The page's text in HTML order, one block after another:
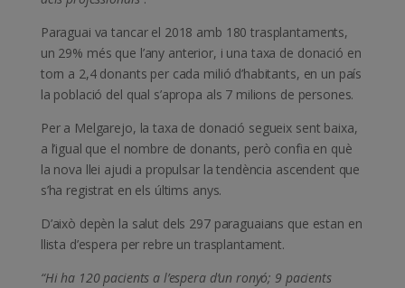
Paraguai va tancar el 2018 amb 180 trasplantaments,
un 29% més que l’any anterior, i una taxa de donació en
torn a 2,4 donants per cada milió d’habitants, en un país
la població del qual s’apropa als 7 milions de persones.
Per a Melgarejo, la taxa de donació segueix sent baixa,
a l’igual que el nombre de donants, però confia en què
la nova llei ajudi a propulsar la tendència ascendent que
s’ha registrat en els últims anys.
D’això depèn la salut dels 297 paraguaians que estan en
llista d’espera per rebre un trasplantament.
“Hi ha 120 pacients a l’espera d’un ronyó; 9 pacients